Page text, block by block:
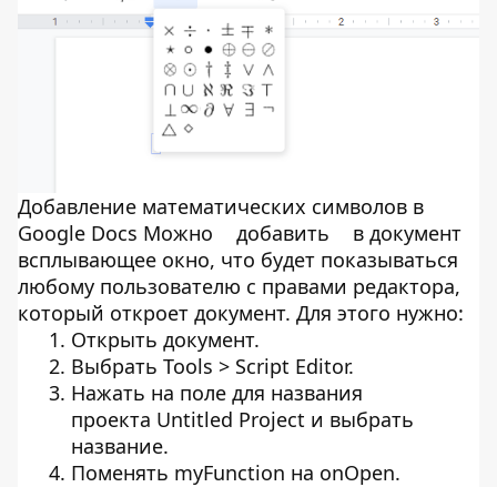
Добавление математических символов в
Google Docs Можно
добавить
в документ
всплывающее окно, что будет показываться
любому пользователю с правами редактора,
который откроет документ. Для этого нужно:
Открыть документ.
Выбрать Tools > Script Editor.
Нажать на поле для названия
проекта Untitled Project и выбрать
название.
Поменять myFunction на onOpen.